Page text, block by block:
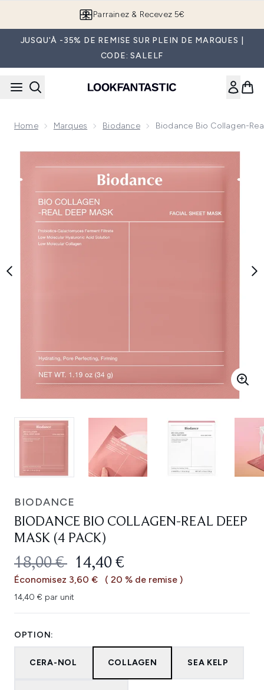
Parrainez & Recevez 5€
JUSQU'À -35% DE REMISE SUR PLEIN DE MARQUES |
CODE: SALELF
Home Marques Biodance Biodance Bio Collagen-
BIODANCE
BIODANCE BIO COLLAGEN-REAL DEEP
MASK (4 PACK)
PRIX DE VENTE :
18,00 € PRIX ​​ACTUEL :
14,40 €
Économisez 3,60 € ( 20 % de remise )
14,40 € par unit
OPTION:
CERA-NOL COLLAGEN SEA KELP